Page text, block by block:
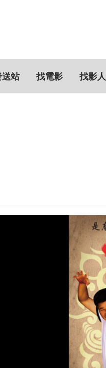
站 找電影 找影人